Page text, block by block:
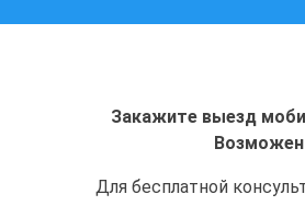
Закажите выезд
Для бесплатной